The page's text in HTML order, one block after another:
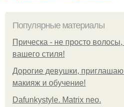
Популярные материалы
Прическа - не просто
вашего стиля!
Дорогие девушки, приглашаю
макияж и обучение!
Dafunkystyle. Matrix neo.